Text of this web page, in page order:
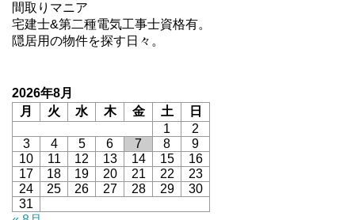
間取りマニア
宅建士&第二種電気工事士資格有。
隠居用の物件を探す日々。
2026年8月
月
火 水 木 金 土
日
1
2
3
4 5 6 7 8
9
10
11 12 13 14 15
16
17
18 19 20 21 22
23
24
25 26 27 28 29
30
31